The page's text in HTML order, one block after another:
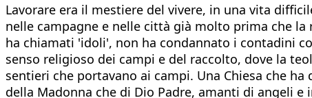
Lavorare era il mestiere del vivere, in una vita
nelle campagne e nelle città già molto prima che
ha chiamati 'idoli', non ha condannato i contadini
senso religioso dei campi e del raccolto, dove la
sentieri che portavano ai campi. Una Chiesa che
della Madonna che di Dio Padre, amanti di angeli